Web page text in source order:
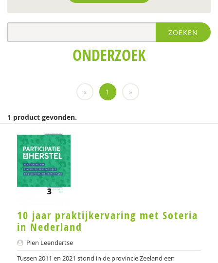
Suzan van der Aa
Marion Ammeraal
Ildeniz Arslan
Phildy Asamoah
Jolanda Asmoredjo
Ansam Barakat
Keete Beckeringh
Thijs Beckers
Mariëlle Beijersbergen
D.P.G. van den Berg
ZOEKEN
ONDERZOEK
« 1 »
1 product gevonden.
10 jaar praktijkervaring met Soteria
in Nederland
Pien Leendertse
Tussen 2011 en 2021 stond in de provincie Zeeland een